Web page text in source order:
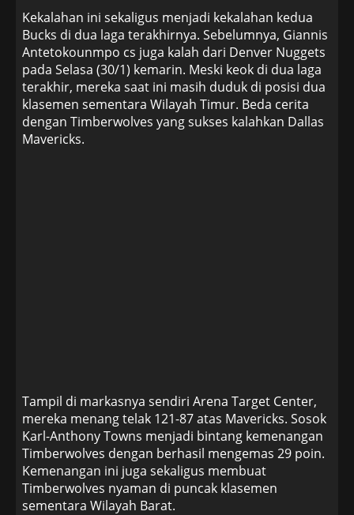
Kekalahan ini sekaligus menjadi kekalahan kedua
Bucks di dua laga terakhirnya. Sebelumnya, Giannis
Antetokounmpo cs juga kalah dari Denver Nuggets
pada Selasa (30/1) kemarin. Meski keok di dua laga
terakhir, mereka saat ini masih duduk di posisi dua
klasemen sementara Wilayah Timur. Beda cerita
dengan Timberwolves yang sukses kalahkan Dallas
Mavericks.
Tampil di markasnya sendiri Arena Target Center,
mereka menang telak 121-87 atas Mavericks. Sosok
Karl-Anthony Towns menjadi bintang kemenangan
Timberwolves dengan berhasil mengemas 29 poin.
Kemenangan ini juga sekaligus membuat
Timberwolves nyaman di puncak klasemen
sementara Wilayah Barat.